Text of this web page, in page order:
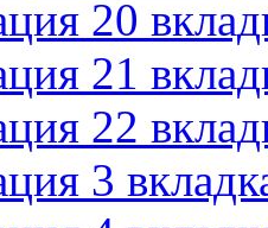
20
21
22
3